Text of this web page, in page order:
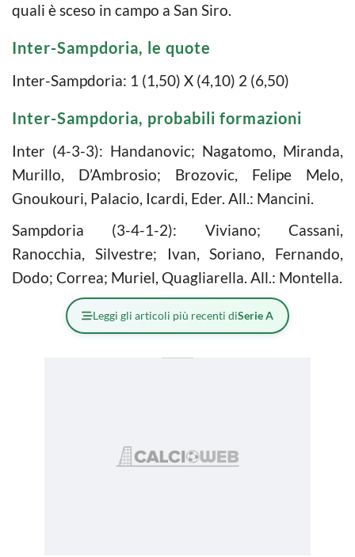
quali è sceso in campo a San Siro.
Inter-Sampdoria, le quote
Inter-Sampdoria: 1 (1,50) X (4,10) 2 (6,50)
Inter-Sampdoria, probabili formazioni
Inter (4-3-3): Handanovic; Nagatomo, Miranda,
Murillo, D’Ambrosio; Brozovic, Felipe Melo,
Gnoukouri, Palacio, Icardi, Eder. All.: Mancini.
Sampdoria (3-4-1-2): Viviano; Cassani,
Ranocchia, Silvestre; Ivan, Soriano, Fernando,
Dodo; Correa; Muriel, Quagliarella. All.: Montella.
Leggi gli articoli più recenti diSerie A